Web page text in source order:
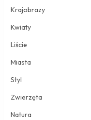
Krajobrazy
Kwiaty
Liście
Miasta
Styl
Zwierzęta
Natura